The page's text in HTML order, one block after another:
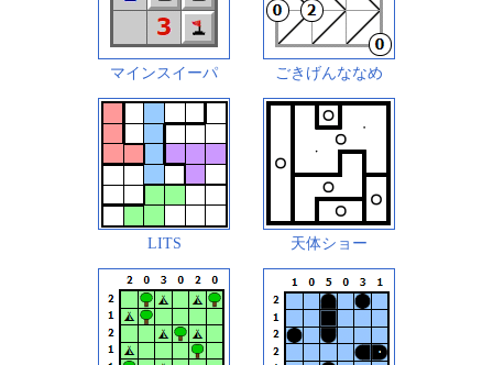
マインスイーパ ごきげんななめ
LITS 天体ショー